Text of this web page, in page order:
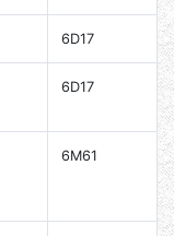
6D17
6D17
6M61